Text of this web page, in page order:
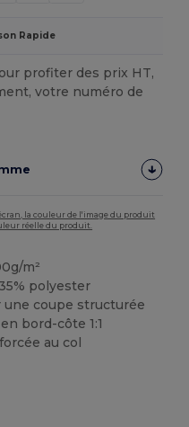
Rapide
profiter des prix HT,
votre numéro de
la couleur de l'image du produit
réelle du produit.
m²
polyester
une coupe structurée
bord-côte 1:1
au col